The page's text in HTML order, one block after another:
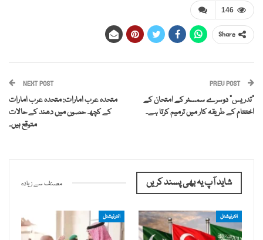
146
Share
PREV POST
"تدریس” دوسرے سمسٹر کے امتحان کے
اختتام کے طریقہ کار میں ترمیم کرتا ہے۔
NEXT POST
متحدہ عرب امارات: متحدہ عرب امارات
کے کچھ حصوں میں دھند کے حالات
متوقع ہیں۔
شاید آپ یہ بھی پسند کریں مصنف سے زیادہ
انٹرنیشنل انٹرنیشنل